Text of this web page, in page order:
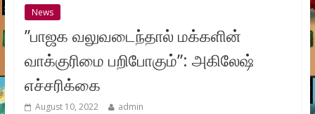
News
”பாஜக வலுவடைந்தால் மக்களின்
வாக்குரிமை பறிபோகும்”: அகிலேஷ்
எச்சரிக்கை
August 10, 2022 admin